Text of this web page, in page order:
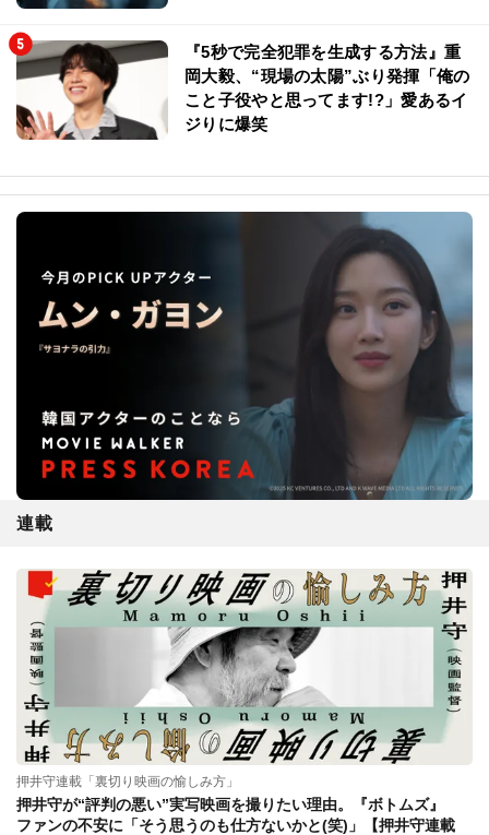
『5秒で完全犯罪を生成する方法』重
岡大毅、“現場の太陽”ぶり発揮「俺の
こと子役やと思ってます!?」愛あるイ
ジりに爆笑
連載
押井守連載「裏切り映画の愉しみ方」
押井守が“評判の悪い”実写映画を撮りたい理由。『ボトムズ』
ファンの不安に「そう思うのも仕方ないかと(笑)」【押井守連載